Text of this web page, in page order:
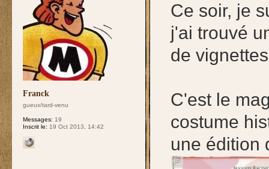
Franck
gueux/tard-venu
Messages: 19
Inscrit le: 19 Oct 2013, 14:42
Ce soir, je
j'ai trouvé
de
C'est le
costume
une édition